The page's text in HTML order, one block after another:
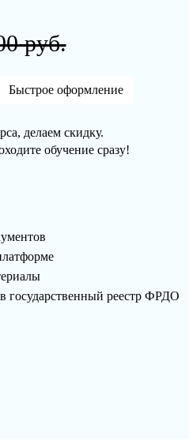
руб.
Быстрое оформление
делаем скидку.
обучение сразу!
государственный реестр ФРДО